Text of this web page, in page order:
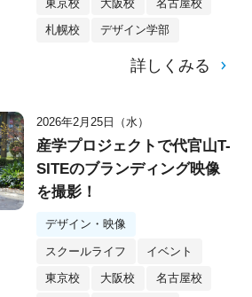
東京校 大阪校 名古屋校
札幌校 デザイン学部
詳しくみる
2026年2月25日（水）
産学プロジェクトで代官山T-
SITEのブランディング映像
を撮影！
デザイン・映像
スクールライフ イベント
東京校 大阪校 名古屋校